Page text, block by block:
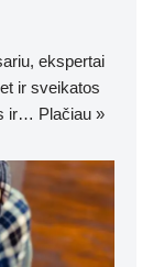
ekspertai
ir sveikatos
ir… Plačiau »